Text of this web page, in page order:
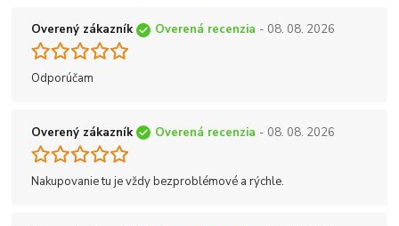
Overený zákazník Overená recenzia - 08. 08. 2026
Odporúčam
Overený zákazník Overená recenzia - 08. 08. 2026
Nakupovanie tu je vždy bezproblémové a rýchle.